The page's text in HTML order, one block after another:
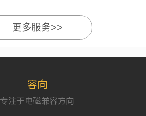
更多服务>>
容向
专注于电磁兼容方向